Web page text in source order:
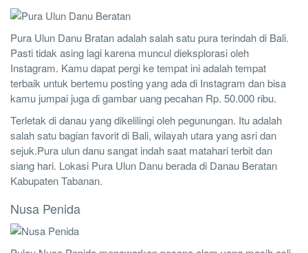
Pura Ulun Danu Bratan adalah salah satu pura terindah di Bali.
Pasti tidak asing lagi karena muncul dieksplorasi oleh
Instagram. Kamu dapat pergi ke tempat ini adalah tempat
terbaik untuk bertemu posting yang ada di Instagram dan bisa
kamu jumpai juga di gambar uang pecahan Rp. 50.000 ribu.
Terletak di danau yang dikelilingi oleh pegunungan. Itu adalah
salah satu bagian favorit di Bali, wilayah utara yang asri dan
sejuk.Pura ulun danu sangat indah saat matahari terbit dan
siang hari. Lokasi Pura Ulun Danu berada di Danau Beratan
Kabupaten Tabanan.
Nusa Penida